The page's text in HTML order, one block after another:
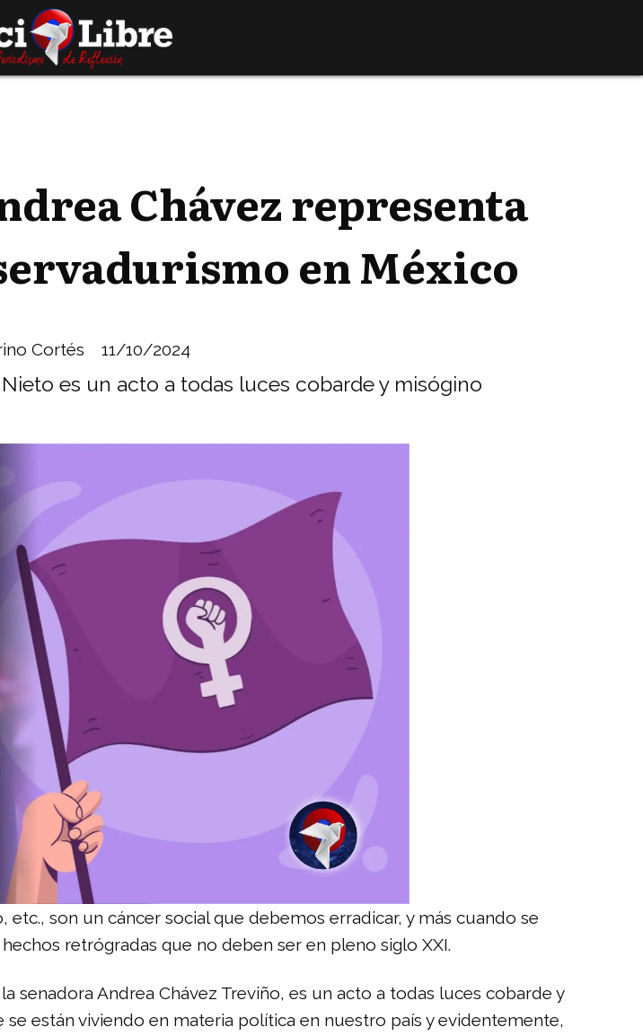
Chávez representa
en México
es un acto a todas luces cobarde y misógino
11/10/2024
Cortés
son un cáncer social que debemos erradicar, y más cuando se
retrógradas que no deben ser en pleno siglo XXI.
senadora Andrea Chávez Treviño, es un acto a todas luces cobarde y
están viviendo en materia política en nuestro país y evidentemente,